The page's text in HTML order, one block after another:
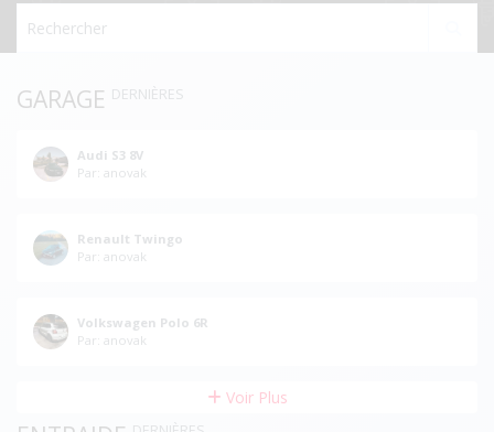
GARAGE DERNIÈRES
Audi S3 8V
Par: anovak
Renault Twingo
Par: anovak
Volkswagen Polo 6R
Par: anovak
Voir Plus